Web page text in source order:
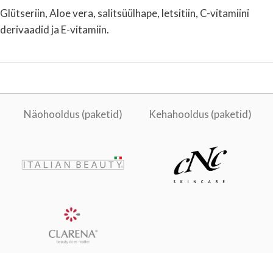
Glütseriin, Aloe vera, salitsüülhape, letsitiin, C-vitamiini
derivaadid ja E-vitamiin.
Näohooldus (paketid) Kehahooldus (paketid)